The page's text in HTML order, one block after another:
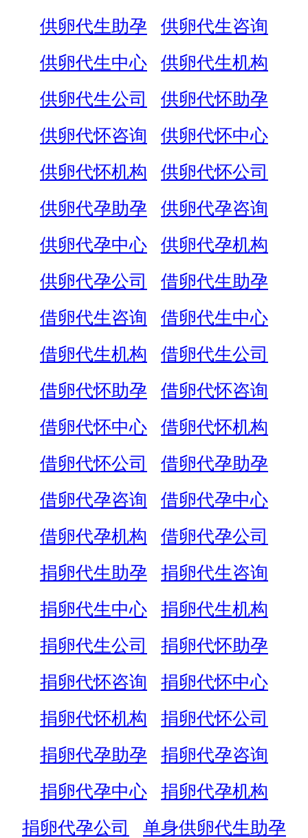
供卵代生助孕
供卵代生咨询
供卵代生中心
供卵代生机构
供卵代生公司
供卵代怀助孕
供卵代怀咨询
供卵代怀中心
供卵代怀机构
供卵代怀公司
供卵代孕助孕
供卵代孕咨询
供卵代孕中心
供卵代孕机构
供卵代孕公司
借卵代生助孕
借卵代生咨询
借卵代生中心
借卵代生机构
借卵代生公司
借卵代怀助孕
借卵代怀咨询
借卵代怀中心
借卵代怀机构
借卵代怀公司
借卵代孕助孕
借卵代孕咨询
借卵代孕中心
借卵代孕机构
借卵代孕公司
捐卵代生助孕
捐卵代生咨询
捐卵代生中心
捐卵代生机构
捐卵代生公司
捐卵代怀助孕
捐卵代怀咨询
捐卵代怀中心
捐卵代怀机构
捐卵代怀公司
捐卵代孕助孕
捐卵代孕咨询
捐卵代孕中心
捐卵代孕机构
捐卵代孕公司
单身供卵代生助孕